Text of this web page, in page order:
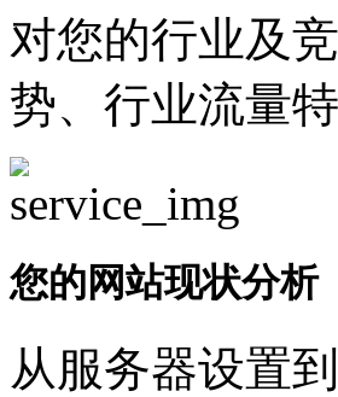
对您的行业及
势、行业流量
您的网站现状分析
从服务器设置